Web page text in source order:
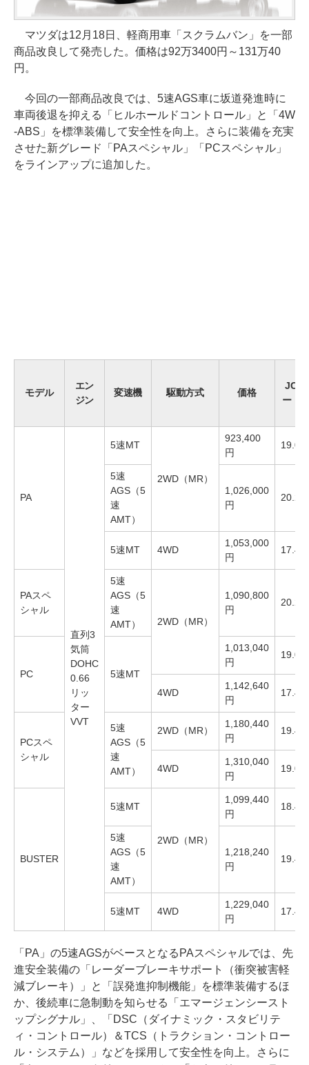
マツダは12月18日、軽商用車「スクラムバン」を一部
商品改良して発売した。価格は92万3400円～131万40
円。
今回の一部商品改良では、5速AGS車に坂道発進時に
車両後退を抑える「ヒルホールドコントロール」と「4W
-ABS」を標準装備して安全性を向上。さらに装備を充実
させた新グレード「PAスペシャル」「PCスペシャル」
をラインアップに追加した。
モデル
エン
ジン
変速機 駆動方式 価格
ード
PA
直列3
気筒
DOHC
0.66
リッ
ター
VVT
5速MT
2WD（MR）
923,400
円
5速
AGS（5
速
AMT）
1,026,000
円
5速MT 4WD
1,053,000
円
PAスペ
シャル
5速
AGS（5
速
AMT）
2WD（MR）
1,090,800
円
PC 5速MT
1,013,040
円
4WD
1,142,640
円
PCスペ
シャル
5速
AGS（5
速
AMT）
2WD（MR）
1,180,440
円
4WD
1,310,040
円
BUSTER
5速MT
2WD（MR）
1,099,440
円
5速
AGS（5
速
AMT）
1,218,240
円
5速MT 4WD
1,229,040
円
「PA」の5速AGSがベースとなるPAスペシャルでは、先
進安全装備の「レーダーブレーキサポート（衝突被害軽
減ブレーキ）」と「誤発進抑制機能」を標準装備するほ
か、後続車に急制動を知らせる「エマージェンシースト
ップシグナル」、「DSC（ダイナミック・スタビリテ
ィ・コントロール）＆TCS（トラクション・コントロー
ル・システム）」などを採用して安全性を向上。さらに